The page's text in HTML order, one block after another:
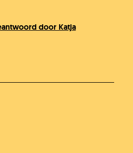
door Katja